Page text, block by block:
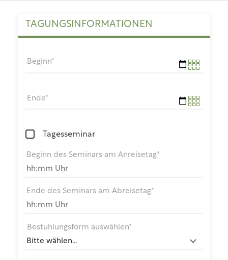
TAGUNGSINFORMATIONEN
Beginn*
Ende*
Tagesseminar
Beginn des Seminars am Anreisetag*
Ende des Seminars am Abreisetag*
Bestuhlungsform auswählen*